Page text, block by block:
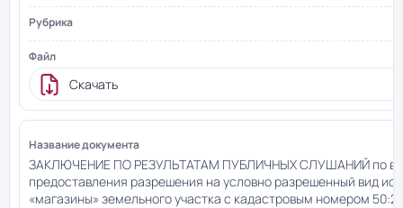
Скачать
ЗАКЛЮЧЕНИЕ ПО РЕЗУЛЬТАТАМ ПУБЛИЧНЫХ СЛУШАНИЙ по
предоставления разрешения на условно разрешенный вид
«магазины» земельного участка с кадастровым номером